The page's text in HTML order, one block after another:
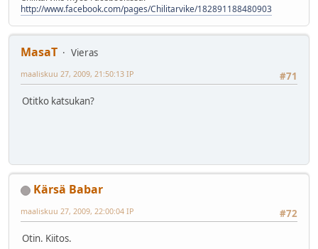
http://www.facebook.com/pages/Chilitarvike/182891188480903
MasaT
Vieras
#71
maaliskuu 27, 2009, 21:50:13 IP
Otitko katsukan?
Kärsä Babar
#72
maaliskuu 27, 2009, 22:00:04 IP
Otin. Kiitos.